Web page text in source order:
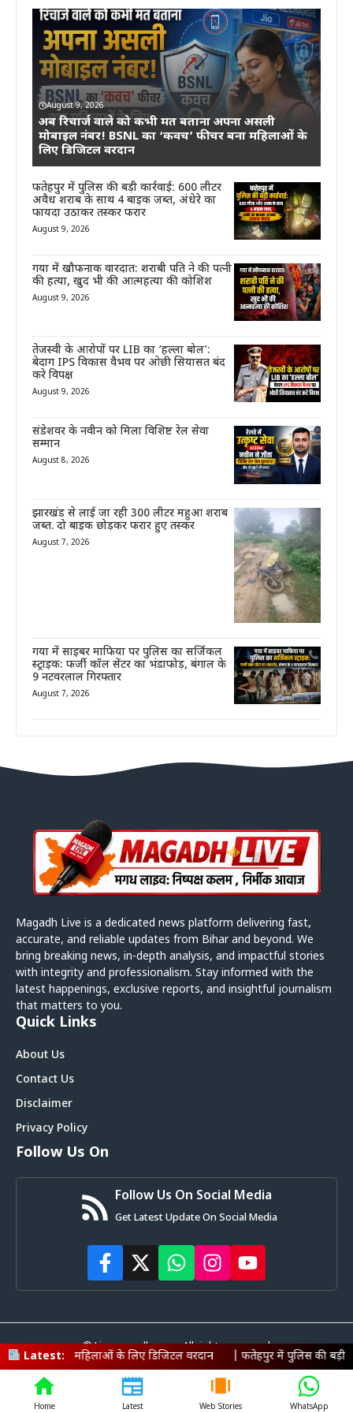
August 9, 2026
अब रिचार्ज वाले को कभी मत बताना अपना असली
मोबाइल नंबर! BSNL का ‘कवच’ फीचर बना महिलाओं के
लिए डिजिटल वरदान
फतेहपुर में पुलिस की बड़ी कार्रवाई: 600 लीटर
अवैध शराब के साथ 4 बाइक जब्त, अंधेरे का
फायदा उठाकर तस्कर फरार
August 9, 2026
गया में खौफनाक वारदात: शराबी पति ने की पत्नी
की हत्या, खुद भी की आत्महत्या की कोशिश
August 9, 2026
तेजस्वी के आरोपों पर LIB का ‘हल्ला बोल’:
बेदाग IPS विकास वैभव पर ओछी सियासत बंद
करे विपक्ष
August 9, 2026
संडेशवर के नवीन को मिला विशिष्ट रेल सेवा
सम्मान
August 8, 2026
झारखंड से लाई जा रही 300 लीटर महुआ शराब
जब्त. दो बाइक छोड़कर फरार हुए तस्कर
August 7, 2026
गया में साइबर माफिया पर पुलिस का सर्जिकल
स्ट्राइक: फर्जी कॉल सेंटर का भंडाफोड़, बंगाल के
9 नटवरलाल गिरफ्तार
August 7, 2026
Latest:
के लिए डिजिटल वरदान |फतेहपुर में पुलिस की बड़ी कार्रवाई: 600
Magadh Live is a dedicated news platform delivering fast,
accurate, and reliable updates from Bihar and beyond. We
bring breaking news, in-depth analysis, and impactful stories
with integrity and professionalism. Stay informed with the
latest happenings, exclusive reports, and insightful journalism
that matters to you.
Quick Links
About Us
Contact Us
Disclaimer
Privacy Policy
Follow Us On
Follow Us On Social Media
Get Latest Update On Social Media
© Livemagadh.com • All rights reserved
Home Latest Web Stories WhatsApp